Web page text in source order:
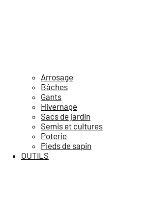
Arrosage
Bâches
Gants
Hivernage
Sacs de jardin
Semis et cultures
Poterie
Pieds de sapin
OUTILS